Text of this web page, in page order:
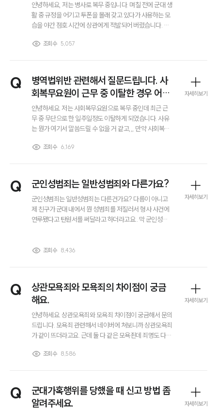
법률지식인
고객후기
전체
구성원 소개
회계감리전문변호사
언론보도
공지사항
법률 블로그
법률서식
뉴스레터/브로슈어
대륜법률상담예약
안녕하세요, 저는 병사로 복무 중입니다. 며칠 전에 군대 생
활 중 규정을 어기고 투폰을 몰래 갖고 있다가 사용하는 모
습을 야간 점호 시간에 상관에게 적발되어 버렸습니다. 저
게 처리가 되는지 궁금합니다. 이왕이면 경고나 훈계 정도
걱정이 되네요.
조회수 5,057
Q
병역법위반 관련해서 질문드립니다. 사
회복무요원이 근무 중 이탈한 경우 어떤
처벌을 받게 되나요?
안녕하세요. 저는 사회복무요원으로 복무 중인데 최근 근
무 중 무단으로 한 일주일정도 이탈하게 되었습니다. 사유
는 뭔가 여기서 말씀드릴 수 없을 거 같고,,, 만약 사회복무
형까지 선고될 가능성이 있는지 병역법위반 처벌 수위가
조회수 6,169
자세히보기
Q 군인성범죄는 일반성범죄와 다른가요?
군인성범죄는 일반성범죄는 다른건가요? 다름이 아니고
제 친구가 군대 내에서 뭔 성범죄를 저질러서 형사 사건에
연루됐다고 탄원서를 써달라고 하더라고요.. 막 군인성범
주실 분 구합니다.
조회수 8,436
자세히보기
Q
상관모욕죄와 모욕죄의 차이점이 궁금
해요.
안녕하세요. 상관모욕죄와 모욕죄 차이점이 궁금해서 문의
드립니다. 모욕죄 관련해서 네이버에 쳐보니까 상관모욕죄
가 같이 뜨더라고요. 근데 둘 다 같은 모욕죈데 죄명도 다르
요. 둘 차이점에 대해 설명해주세요.
조회수 8,586
자세히보기
Q
군대가혹행위를 당했을 때 신고 방법 좀
알려주세요.
자세히보기